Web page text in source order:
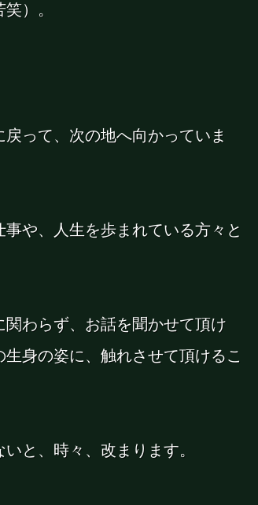
）。
って、次の地へ向かっていま
や、人生を歩まれている方々と
わらず、お話を聞かせて頂け
身の姿に、触れさせて頂けるこ
と、時々、改まります。